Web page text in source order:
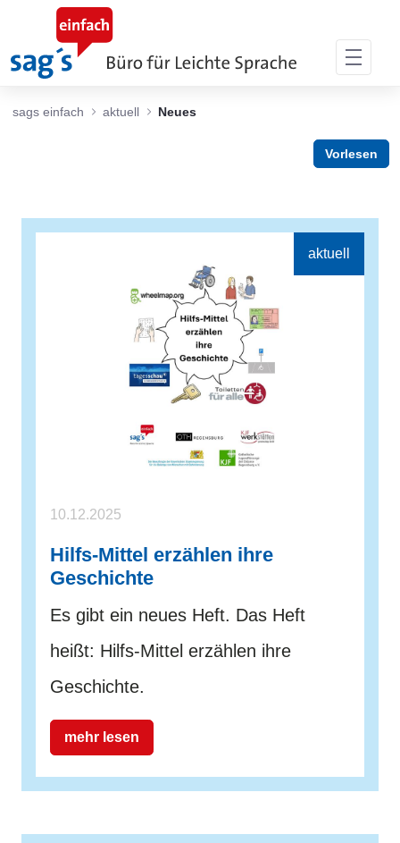
Zum Hauptinhalt springen
sags einfach aktuell Neues
Vorlesen
10.12.2025
Hilfs-Mittel erzählen ihre
Geschichte
Es gibt ein neues Heft. Das Heft
heißt: Hilfs-Mittel erzählen ihre
Geschichte.
mehr lesen